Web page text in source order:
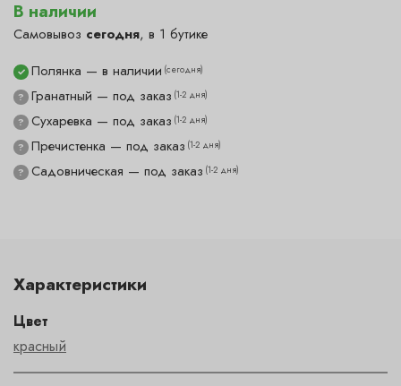
В наличии
Самовывоз сегодня, в 1 бутике
? Гранатный — под заказ (1-2 дня)
✓ Полянка — в наличии (сегодня)
? Пречистенка — под заказ (1-2 дня)
? Садовническая — под заказ (1-2 дня)
? Сухаревка — под заказ (1-2 дня)
Характеристики
Цвет
красный